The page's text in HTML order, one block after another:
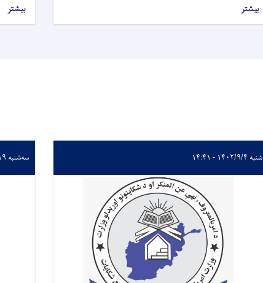
بیشتر بیشتر
شنبه ۱۴۰۲/۹/۴ - ۱۴:۴۱ سه‌شنبه ۱۴۰۲/۲/۱۹ - ۸:۵۶